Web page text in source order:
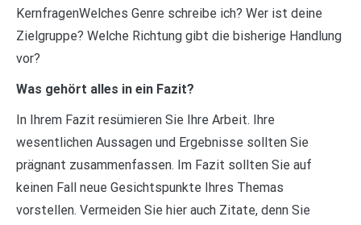
KernfragenWelches Genre schreibe ich? Wer ist deine
Zielgruppe? Welche Richtung gibt die bisherige Handlung
vor?
Was gehört alles in ein Fazit?
In Ihrem Fazit resümieren Sie Ihre Arbeit. Ihre
wesentlichen Aussagen und Ergebnisse sollten Sie
prägnant zusammenfassen. Im Fazit sollten Sie auf
keinen Fall neue Gesichtspunkte Ihres Themas
vorstellen. Vermeiden Sie hier auch Zitate, denn Sie